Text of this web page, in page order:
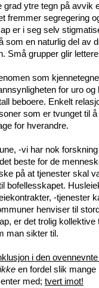
grad ytre tegn på avvik
fremmer segregering
er i seg selv
som en naturlig del av
Små grupper glir
som
for uro og
beboere. Enkelt
som er tvunget til
for hverandre.
-vi har nok
beste for de
på at tjenester skal
bofellesskapet.
-tjenester
henviser til
er det trolig kollektive
man sikter til.
i den
ikke en fordel slik
med; tvert imot!